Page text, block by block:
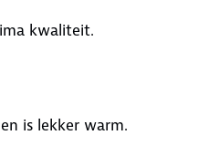
prima kwaliteit.
is lekker warm.